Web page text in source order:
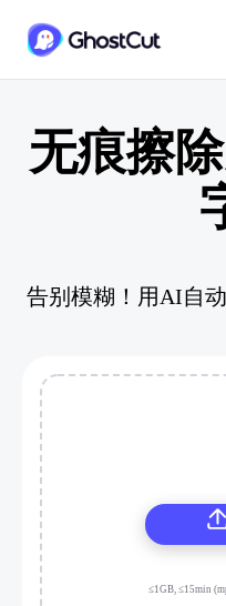
无痕擦
告别模糊！用AI自
≤1GB, ≤15min